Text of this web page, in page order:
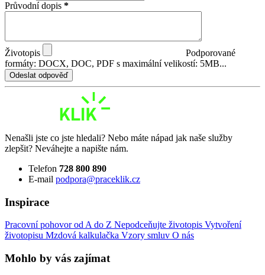
Průvodní dopis *
Životopis
Podporované
formáty: DOCX, DOC, PDF s maximální velikostí: 5MB...
Odeslat odpověď
Nenašli jste co jste hledali? Nebo máte nápad jak naše služby
zlepšit? Neváhejte a napište nám.
Telefon 728 800 890
E-mail podpora@praceklik.cz
Inspirace
Pracovní pohovor od A do Z Nepodceňujte životopis Vytvoření
životopisu Mzdová kalkulačka Vzory smluv O nás
Mohlo by vás zajímat